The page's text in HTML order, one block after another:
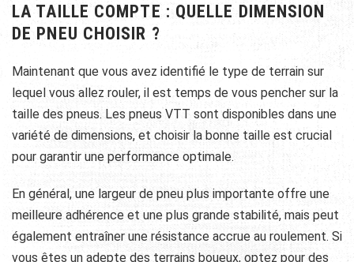
LA TAILLE COMPTE : QUELLE DIMENSION
DE PNEU CHOISIR ?
Maintenant que vous avez identifié le type de terrain sur
lequel vous allez rouler, il est temps de vous pencher sur la
taille des pneus. Les pneus VTT sont disponibles dans une
variété de dimensions, et choisir la bonne taille est crucial
pour garantir une performance optimale.
En général, une largeur de pneu plus importante offre une
meilleure adhérence et une plus grande stabilité, mais peut
également entraîner une résistance accrue au roulement. Si
vous êtes un adepte des terrains boueux, optez pour des